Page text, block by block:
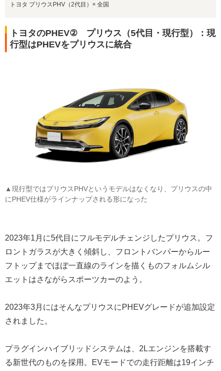
トヨタ プリウスPHV（2代目）× 全国
トヨタのPHEV② プリウス（5代目・現行型）：現
行型はPHEVをプリウスに統合
▲現行型ではプリウスPHVというモデルはなくなり、プリウスの中
にPHEV仕様がラインナップされる形になった
2023年1月に5代目にフルモデルチェンジしたプリウス。フ
ロントガラスが大きく傾斜し、フロントバンパーからルー
フトップまでほぼ一直線のラインを描くものフォルムシル
エットはさながらスポーツカーのよう。
2023年3月にはそんなプリウスにPHEVグレードが追加設定
されました。
プラグインハイブリッドシステムは、2Lエンジンを搭載す
る新世代のものを採用。EVモードでの走行距離は19インチ